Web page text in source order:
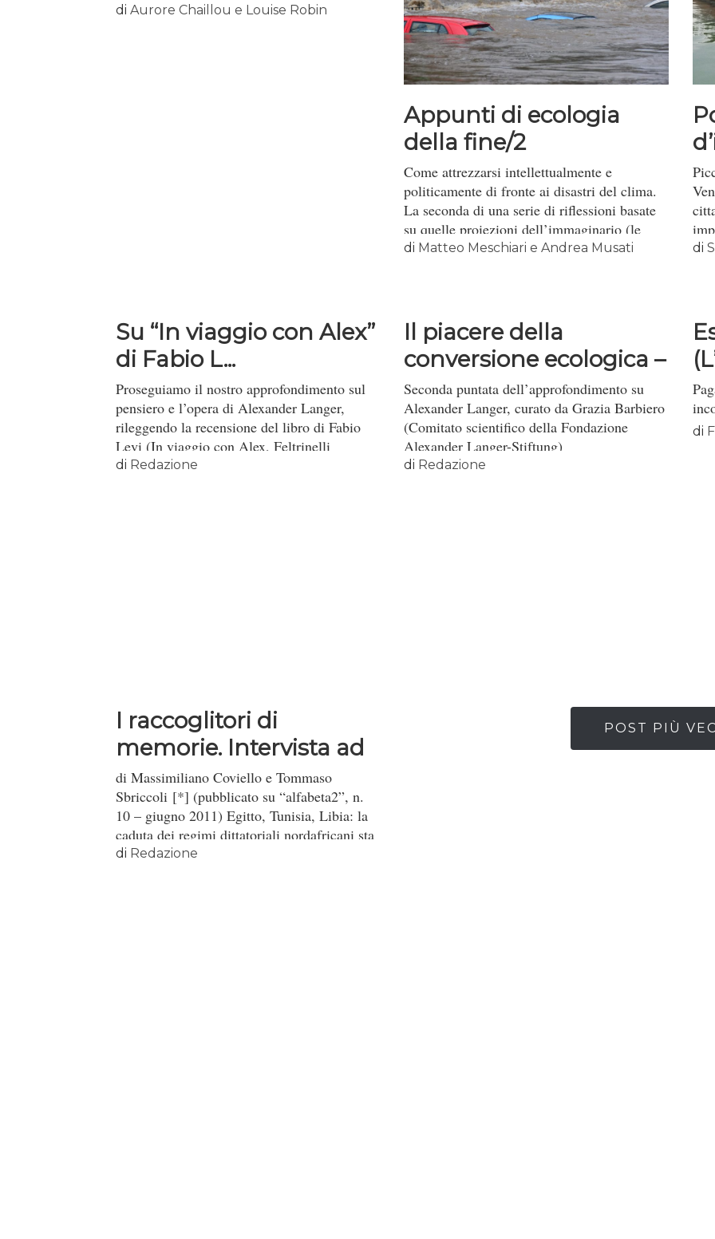
di Aurore Chaillou e Louise Robin
Appunti di ecologia
della fine/2
Come attrezzarsi intellettualmente e
politicamente di fronte ai disastri del clima.
La seconda di una serie di riflessioni basate
su quelle proiezioni dell’immaginario (le
Simulazioni Politiche di Previsione) che,
un’operazione poco rassicurante e
approssimativa. Per quanto la si possa
fondare su una minuziosa analisi del
presente, sarà sempre un tuffo nella piscina
gelata, un salto nel vuoto. Qui la prima
uscita del ciclo “Appunti di Ecologia della
fine”.
di Matteo Meschiari e Andrea Musati di
Su “In viaggio con Alex”
di Fabio L...
Proseguiamo il nostro approfondimento sul
pensiero e l’opera di Alexander Langer,
rileggendo la recensione del libro di Fabio
Levi (In viaggio con Alex, Feltrinelli
2007); qui e qui gli articoli precedenti
di Redazione
Il piacere della
conversione ecologica –
...
Seconda puntata dell’approfondimento su
Alexander Langer, curato da Grazia Barbiero
(Comitato scientifico della Fondazione
Alexander Langer-Stiftung)
di Redazione
di
I raccoglitori di
memorie. Intervista ad
Andrea...
di Massimiliano Coviello e Tommaso
Sbriccoli [*] (pubblicato su “alfabeta2”, n.
10 – giugno 2011) Egitto, Tunisia, Libia: la
caduta dei regimi dittatoriali nordafricani sta
producendo stravolgimenti politici ed
di Redazione
POST PIÙ